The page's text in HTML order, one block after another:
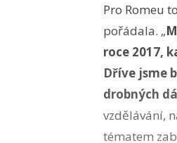
Pro Romeu
pořádala. „
roce 2017,
Dříve jsme
drobných
vzdělávání,
tématem